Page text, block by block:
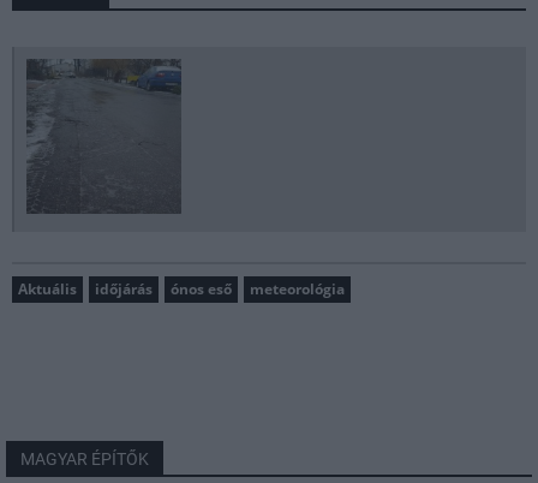
Aktuális időjárás ónos eső meteorológia
MAGYAR ÉPÍTŐK